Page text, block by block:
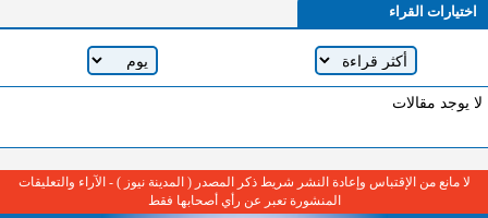
اختيارات القراء
لا يوجد مقالات
لا مانع من الإقتباس وإعادة النشر شريط ذكر المصدر ( المدينة نيوز ) - الآراء والتعليقات
المنشورة تعبر عن رأي أصحابها فقط